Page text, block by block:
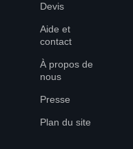
Devis
Aide et
contact
À propos de
nous
Presse
Plan du site